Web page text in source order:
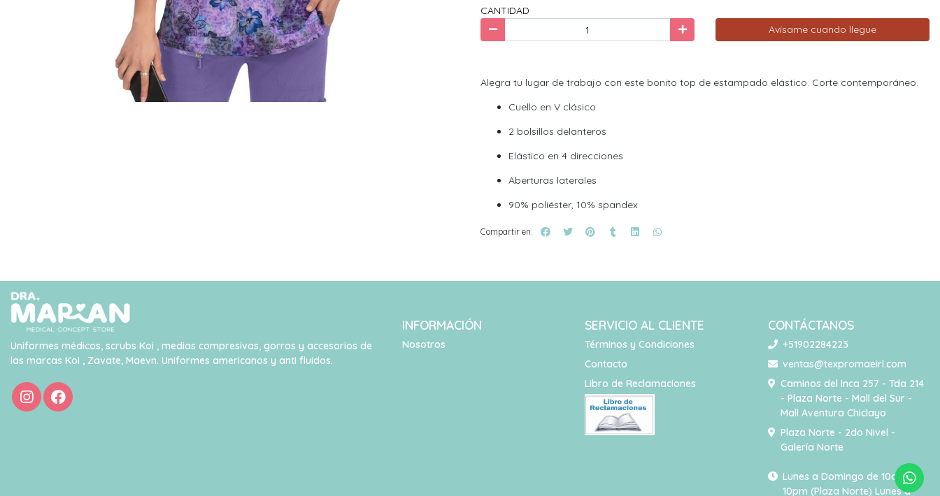
CANTIDAD
Avísame cuando llegue
Alegra tu lugar de trabajo con este bonito top de estampado elástico. Corte contemporáneo.
Cuello en V clásico
2 bolsillos delanteros
Elástico en 4 direcciones
Aberturas laterales
90% poliéster, 10% spandex
Compartir en:
Uniformes médicos, scrubs Koi , medias compresivas, gorros y accesorios de
las marcas Koi , Zavate, Maevn. Uniformes americanos y anti fluidos.
INFORMACIÓN
Nosotros
SERVICIO AL CLIENTE
Términos y Condiciones
Contacto
Libro de Reclamaciones
CONTÁCTANOS
+51902284223
ventas@texpromaeirl.com
Caminos del Inca 257 - Tda 214
- Plaza Norte - Mall del Sur -
Mall Aventura Chiclayo
Plaza Norte - 2do Nivel -
Galería Norte
Lunes a Domingo de 10am -
10pm (Plaza Norte) Lunes a